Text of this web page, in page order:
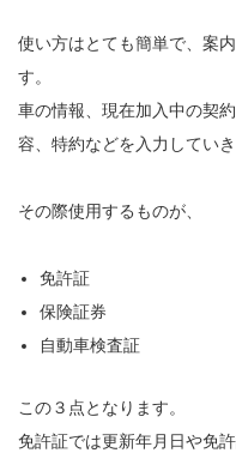
使い方はとても簡単で、案
す。
車の情報、現在加入中の契
容、特約などを入力していき
その際使用するものが、
免許証
保険証券
自動車検査証
この３点となります。
免許証では更新年月日や免